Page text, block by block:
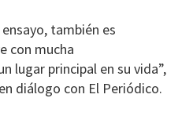
también es
con mucha
lugar principal en su vida”,
diálogo con El Periódico.